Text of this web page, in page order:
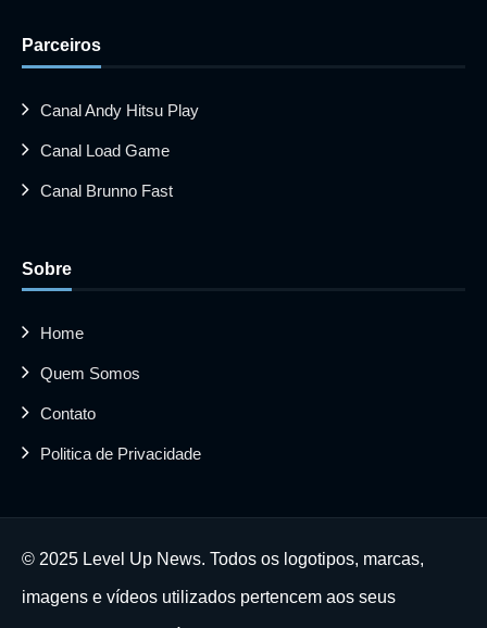
Parceiros
Canal Andy Hitsu Play
Canal Load Game
Canal Brunno Fast
Sobre
Home
Quem Somos
Contato
Politica de Privacidade
© 2025 Level Up News. Todos os logotipos, marcas,
imagens e vídeos utilizados pertencem aos seus